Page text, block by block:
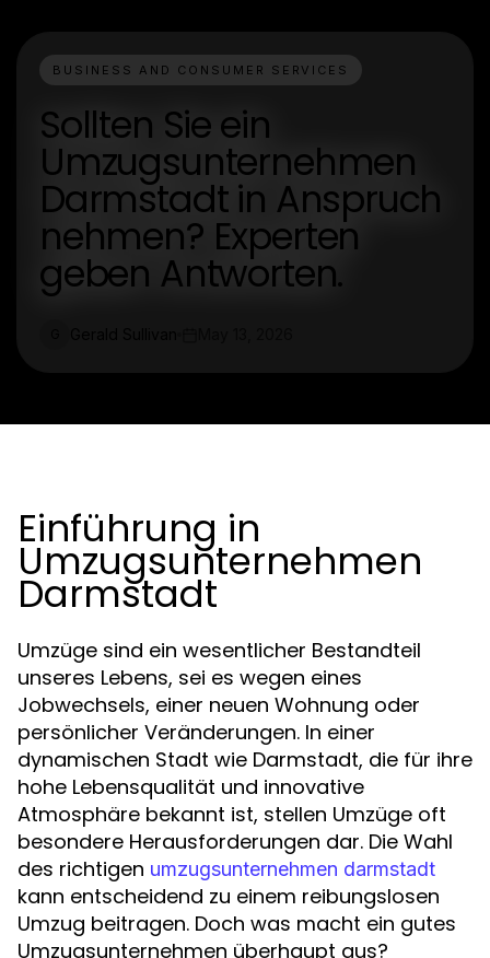
BUSINESS AND CONSUMER SERVICES
Sollten Sie ein
Umzugsunternehmen
Darmstadt in Anspruch
nehmen? Experten
geben Antworten.
Einführung in
Umzugsunternehmen
Darmstadt
Umzüge sind ein wesentlicher Bestandteil
unseres Lebens, sei es wegen eines
Jobwechsels, einer neuen Wohnung oder
persönlicher Veränderungen. In einer
dynamischen Stadt wie Darmstadt, die für ihre
hohe Lebensqualität und innovative
Atmosphäre bekannt ist, stellen Umzüge oft
besondere Herausforderungen dar. Die Wahl
des richtigen umzugsunternehmen darmstadt
kann entscheidend zu einem reibungslosen
Umzug beitragen. Doch was macht ein gutes
Umzugsunternehmen überhaupt aus?